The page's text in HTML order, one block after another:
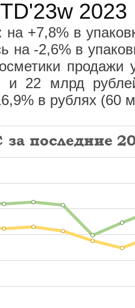
2023
+7,8% в
-2,6% в
продажи
22 млрд
в рублях (60